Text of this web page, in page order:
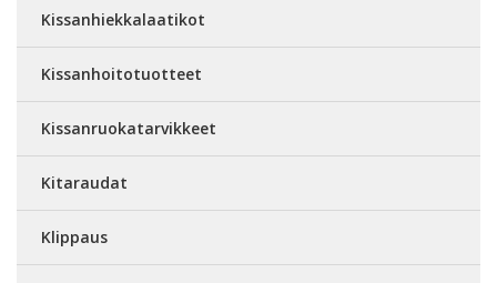
Kissanhiekkalaatikot
Kissanhoitotuotteet
Kissanruokatarvikkeet
Kitaraudat
Klippaus